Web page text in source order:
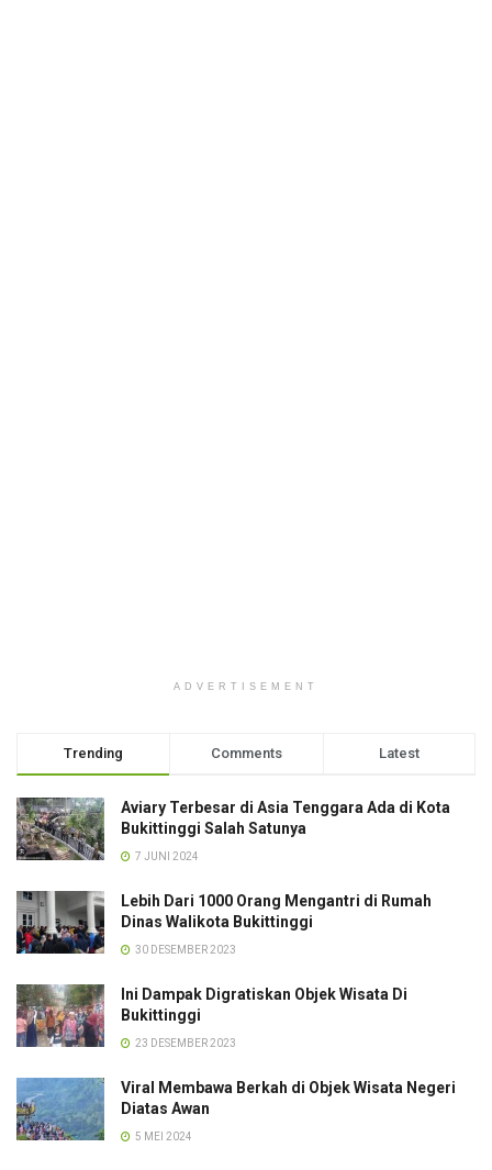
ADVERTISEMENT
Trending Comments Latest
Aviary Terbesar di Asia Tenggara Ada di Kota
Bukittinggi Salah Satunya
7 JUNI 2024
Lebih Dari 1000 Orang Mengantri di Rumah
Dinas Walikota Bukittinggi
30 DESEMBER 2023
Ini Dampak Digratiskan Objek Wisata Di
Bukittinggi
23 DESEMBER 2023
Viral Membawa Berkah di Objek Wisata Negeri
Diatas Awan
5 MEI 2024